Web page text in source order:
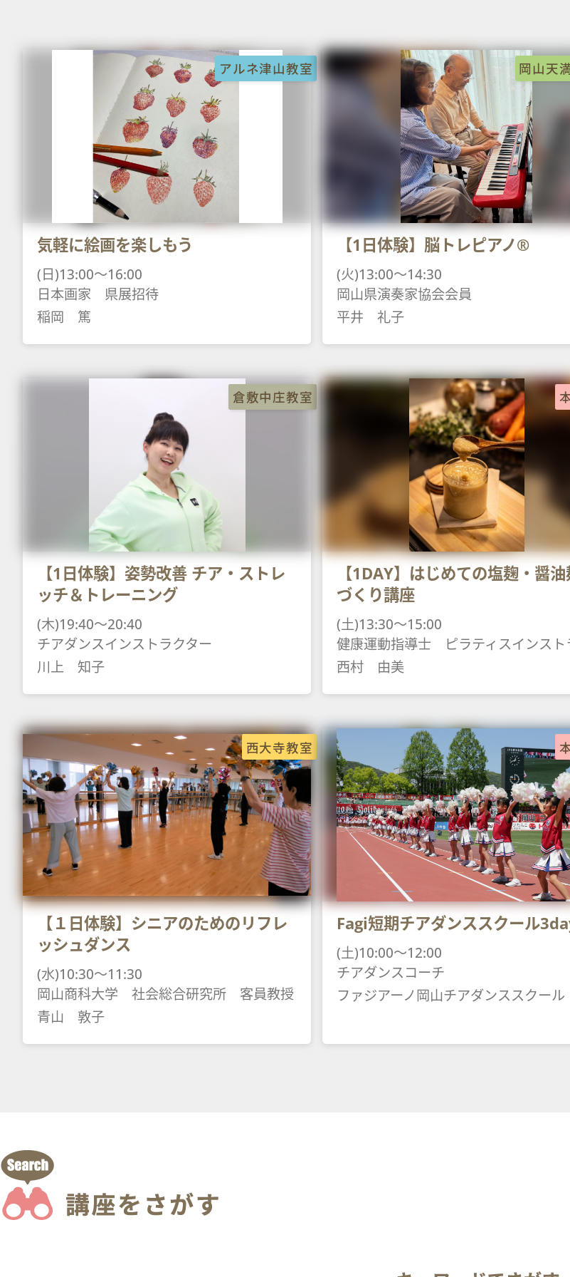
アルネ津山教室
気軽に絵画を楽しもう
(日)13:00～16:00
日本画家 県展招待
稲岡 篤
岡山天
【1日体験】脳トレピアノ®
(火)13:00～14:30
岡山県演奏家協会会員
平井 礼子
倉敷中庄教室
【1日体験】姿勢改善 チア・ストレ
ッチ＆トレーニング
(木)19:40～20:40
チアダンスインストラクター
川上 知子
【1DAY】はじめての塩麹・醤
づくり講座
(土)13:30～15:00
西村 由美
西大寺教室
【１日体験】シニアのためのリフレ
ッシュダンス
(水)10:30～11:30
岡山商科大学 社会総合研究所 客員教授
青山 敦子
Fagi短期チアダンススクール
(土)10:00～12:00
チアダンスコーチ
ファジアーノ岡山チアダンススクール